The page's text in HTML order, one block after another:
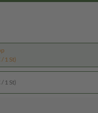
1 St)
1 St)